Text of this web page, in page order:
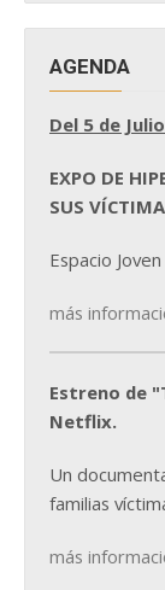
AGENDA
Del 5 de
EXPO DE
SUS
Espacio
más
Estreno de
Netflix.
Un
familias
más